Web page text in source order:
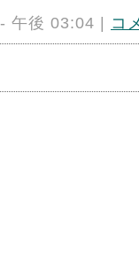
- 午後 03:04 | コ